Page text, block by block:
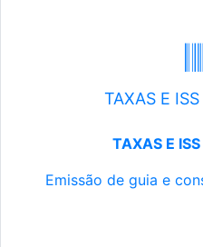
TAXAS E
TAXAS E
Emissão de guia e